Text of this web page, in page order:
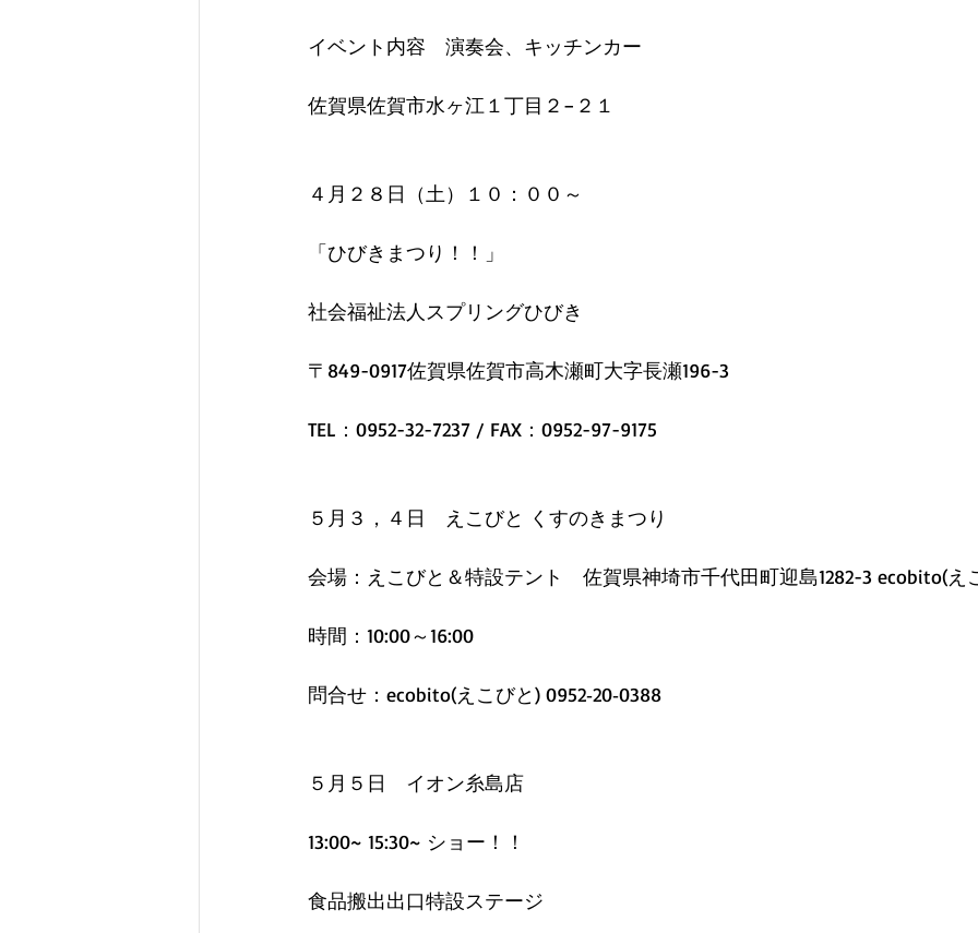
イベント内容　演奏会、キッチンカー
佐賀県佐賀市水ヶ江１丁目２−２１
４月２８日（土）１０：００～
「ひびきまつり！！」
社会福祉法人スプリングひびき
〒849-0917佐賀県佐賀市高木瀬町大字長瀬196-3
TEL：0952-32-7237 / FAX：0952-97-9175
５月３，４日　えこびと くすのきまつり
会場：えこびと＆特設テント　佐賀県神埼市千代田町迎島1282-3 ecobito(え
時間：10:00～16:00
問合せ：ecobito(えこびと) 0952‐20‐0388
５月５日　イオン糸島店
13:00~ 15:30~ ショー！！
食品搬出出口特設ステージ